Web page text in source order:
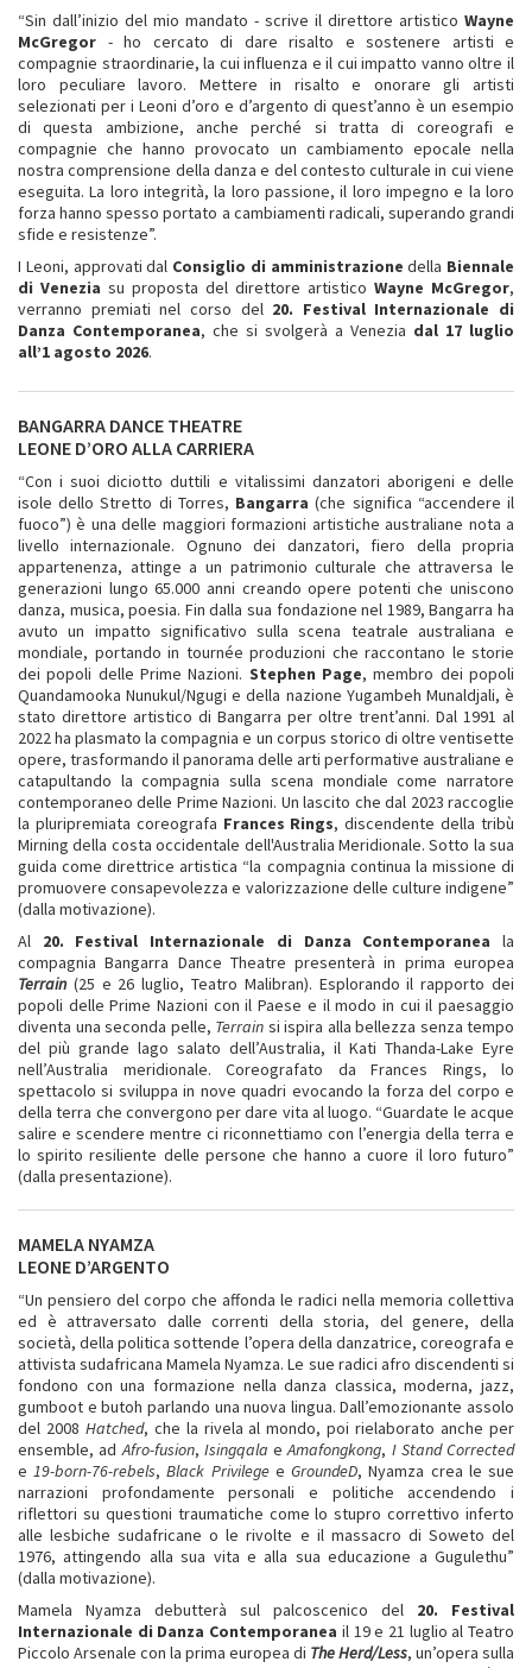
“Sin dall’inizio del mio mandato - scrive il direttore artistico Wayne
McGregor - ho cercato di dare risalto e sostenere artisti e
compagnie straordinarie, la cui influenza e il cui impatto vanno oltre il
loro peculiare lavoro. Mettere in risalto e onorare gli artisti
selezionati per i Leoni d’oro e d’argento di quest’anno è un esempio
di questa ambizione, anche perché si tratta di coreografi e
compagnie che hanno provocato un cambiamento epocale nella
nostra comprensione della danza e del contesto culturale in cui viene
eseguita. La loro integrità, la loro passione, il loro impegno e la loro
forza hanno spesso portato a cambiamenti radicali, superando grandi
sfide e resistenze”.
I Leoni, approvati dal Consiglio di amministrazione della Biennale
di Venezia su proposta del direttore artistico Wayne McGregor,
verranno premiati nel corso del 20. Festival Internazionale di
Danza Contemporanea, che si svolgerà a Venezia dal 17 luglio
all’1 agosto 2026.
BANGARRA DANCE THEATRE
LEONE D’ORO ALLA CARRIERA
“Con i suoi diciotto duttili e vitalissimi danzatori aborigeni e delle
isole dello Stretto di Torres, Bangarra (che significa “accendere il
fuoco”) è una delle maggiori formazioni artistiche australiane nota a
livello internazionale. Ognuno dei danzatori, fiero della propria
appartenenza, attinge a un patrimonio culturale che attraversa le
generazioni lungo 65.000 anni creando opere potenti che uniscono
danza, musica, poesia. Fin dalla sua fondazione nel 1989, Bangarra ha
avuto un impatto significativo sulla scena teatrale australiana e
mondiale, portando in tournée produzioni che raccontano le storie
dei popoli delle Prime Nazioni. Stephen Page, membro dei popoli
Quandamooka Nunukul/Ngugi e della nazione Yugambeh Munaldjali, è
stato direttore artistico di Bangarra per oltre trent’anni. Dal 1991 al
2022 ha plasmato la compagnia e un corpus storico di oltre ventisette
opere, trasformando il panorama delle arti performative australiane e
catapultando la compagnia sulla scena mondiale come narratore
contemporaneo delle Prime Nazioni. Un lascito che dal 2023 raccoglie
la pluripremiata coreografa Frances Rings, discendente della tribù
Mirning della costa occidentale dell'Australia Meridionale. Sotto la sua
guida come direttrice artistica “la compagnia continua la missione di
promuovere consapevolezza e valorizzazione delle culture indigene”
(dalla motivazione).
Al 20. Festival Internazionale di Danza Contemporanea la
compagnia Bangarra Dance Theatre presenterà in prima europea
Terrain(25 e 26 luglio, Teatro Malibran). Esplorando il rapporto dei
popoli delle Prime Nazioni con il Paese e il modo in cui il paesaggio
diventa una seconda pelle, Terrain si ispira alla bellezza senza tempo
del più grande lago salato dell’Australia, il Kati Thanda-Lake Eyre
nell’Australia meridionale. Coreografato da Frances Rings, lo
spettacolo si sviluppa in nove quadri evocando la forza del corpo e
della terra che convergono per dare vita al luogo. “Guardate le acque
salire e scendere mentre ci riconnettiamo con l’energia della terra e
lo spirito resiliente delle persone che hanno a cuore il loro futuro”
(dalla presentazione).
MAMELA NYAMZA
LEONE D’ARGENTO
“Un pensiero del corpo che affonda le radici nella memoria collettiva
ed è attraversato dalle correnti della storia, del genere, della
società, della politica sottende l’opera della danzatrice, coreografa e
attivista sudafricana Mamela Nyamza. Le sue radici afro discendenti si
fondono con una formazione nella danza classica, moderna, jazz,
gumboot e butoh parlando una nuova lingua. Dall’emozionante assolo
del 2008 Hatched, che la rivela al mondo, poi rielaborato anche per
ensemble, ad Afro-fusion, Isingqala eAmafongkong, I Stand Corrected
e19-born-76-rebels,Black PrivilegeeGroundeD, Nyamza crea le sue
narrazioni profondamente personali e politiche accendendo i
riflettori su questioni traumatiche come lo stupro correttivo inferto
alle lesbiche sudafricane o le rivolte e il massacro di Soweto del
1976, attingendo alla sua vita e alla sua educazione a Gugulethu”
(dalla motivazione).
Mamela Nyamza debutterà sul palcoscenico del 20. Festival
Internazionale di Danza Contemporanea il 19 e 21 luglio al Teatro
Piccolo Arsenale con la prima europea di TheHerd/Less, un’opera sulla